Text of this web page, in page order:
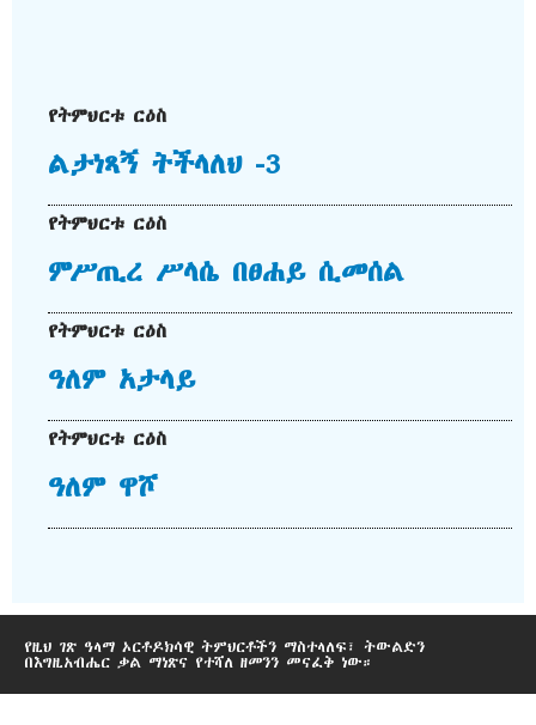
የትምህርቱ ርዕስ
ልታነጻኝ ትችላለህ -3
የትምህርቱ ርዕስ
ምሥጢረ ሥላሴ በፀሐይ ሲመሰል
የትምህርቱ ርዕስ
ዓለም አታላይ
የትምህርቱ ርዕስ
ዓለም ዋሾ
የዚህ ገጽ ዓላማ ኦርቶዶክሳዊ ትምህርቶችን ማስተላለፍ፣ ትውልድን
በእግዚአብሔር ቃል ማነጽና የተሻለ ዘመንን መናፈቅ ነው።